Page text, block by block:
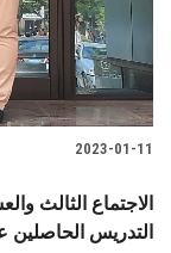
2023-01-11
الاجتماع الثالث
التدريس الحاصلين